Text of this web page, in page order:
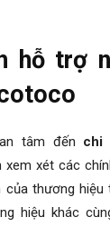
hỗ trợ
tâm đến chi
xem xét các
của thương
hiệu khác